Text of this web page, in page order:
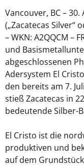
Vancouver, BC –
(„Zacatecas Silver“
– WKN: A2QQCM –
und
abgeschlossenen
Adersystem El
den bereits am 7.
stieß Zacatecas in
bedeutende Silber-
El Cristo ist die
produktiven und
auf dem